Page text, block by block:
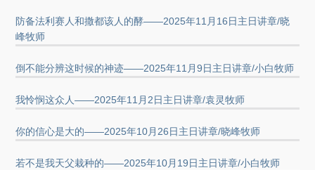
防备法利赛人和撒都该人的酵——2025年11月16日主日讲章/晓
峰牧师
倒不能分辨这时候的神迹——2025年11月9日主日讲章/小白牧师
我怜悯这众人——2025年11月2日主日讲章/袁灵牧师
你的信心是大的——2025年10月26日主日讲章/晓峰牧师
若不是我天父栽种的——2025年10月19日主日讲章/小白牧师